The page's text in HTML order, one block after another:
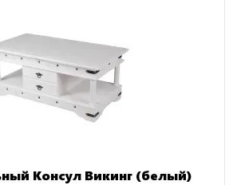
Консул Викинг (белый)